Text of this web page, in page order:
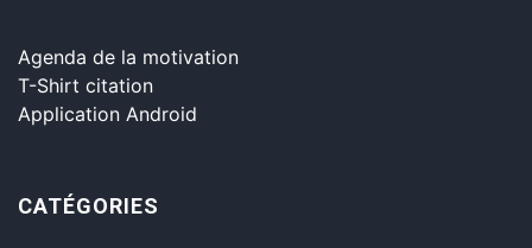
Agenda de la motivation
T-Shirt citation
Application Android
CATÉGORIES